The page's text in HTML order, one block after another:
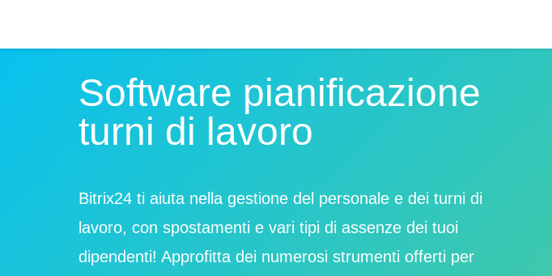
Software pianificazione
turni di lavoro
Bitrix24 ti aiuta nella gestione del personale e dei turni di
lavoro, con spostamenti e vari tipi di assenze dei tuoi
dipendenti! Approfitta dei numerosi strumenti offerti per